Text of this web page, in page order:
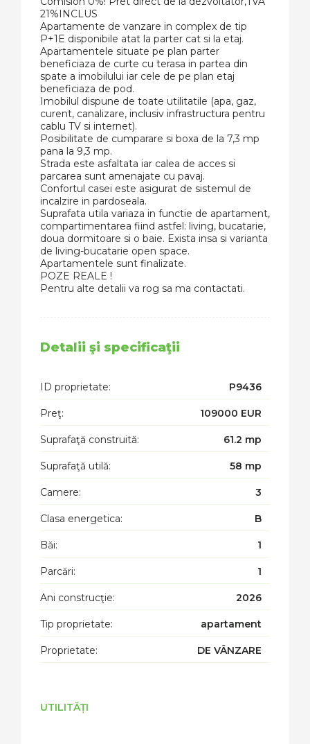
21%INCLUS
Apartamente de vanzare in complex de tip
P+1E disponibile atat la parter cat si la etaj.
Apartamentele situate pe plan parter
beneficiaza de curte cu terasa in partea din
spate a imobilului iar cele de pe plan etaj
beneficiaza de pod.
Imobilul dispune de toate utilitatile (apa, gaz,
curent, canalizare, inclusiv infrastructura pentru
cablu TV si internet).
Posibilitate de cumparare si boxa de la 7,3 mp
pana la 9,3 mp.
Strada este asfaltata iar calea de acces si
parcarea sunt amenajate cu pavaj.
Confortul casei este asigurat de sistemul de
incalzire in pardoseala.
Suprafata utila variaza in functie de apartament,
compartimentarea fiind astfel: living, bucatarie,
doua dormitoare si o baie. Exista insa si varianta
de living-bucatarie open space.
Apartamentele sunt finalizate.
POZE REALE !
Pentru alte detalii va rog sa ma contactati.
Detalii şi specificaţii
ID proprietate: P9436
Preţ: 109000 EUR
Suprafaţă construită: 61.2 mp
Suprafaţă utilă: 58 mp
Camere: 3
Clasa energetica: B
Băi: 1
Parcări: 1
Ani construcţie: 2026
Tip proprietate: apartament
Proprietate: DE VÂNZARE
UTILITĂȚI